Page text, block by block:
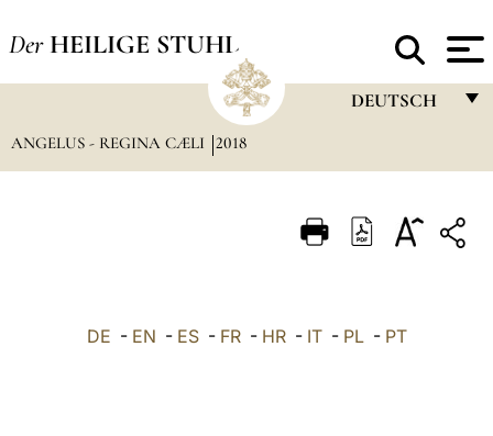
Der HEILIGE STUHL
DEUTSCH
ITALIANO
ANGELUS - REGINA CÆLI 2018
DE - EN - ES- FR- HR- IT- PL- PT